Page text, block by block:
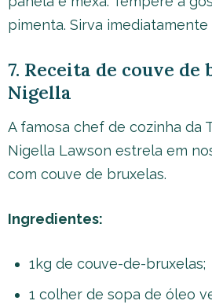
pimenta. Sirva imediatamente
7. Receita de couve de
Nigella
A famosa chef de cozinha da
Nigella Lawson estrela em
com couve de bruxelas.
Ingredientes:
1kg de couve-de-bruxelas;
1 colher de sopa de óleo